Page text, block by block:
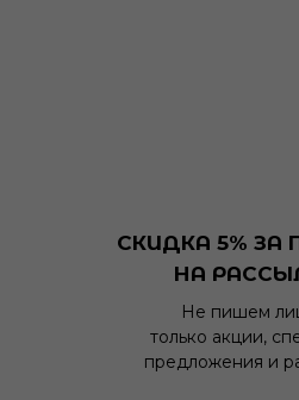
Не пишем
только акции,
предложения и
СКИДКА 5% ЗА
НА